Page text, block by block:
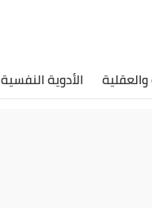
الأدوية النفسية